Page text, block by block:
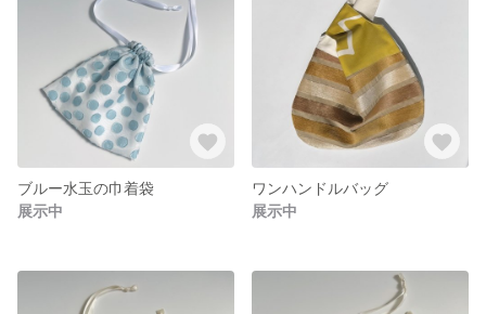
ブルー水玉の巾着袋
展示中
ワンハンドルバッグ
展示中